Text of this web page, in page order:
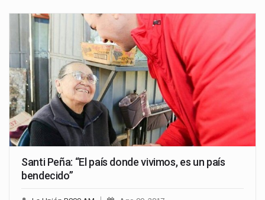
Santi Peña: “El país donde vivimos, es un país
bendecido”